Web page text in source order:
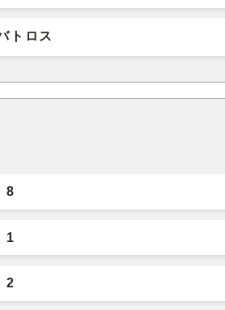
トロス
8
1
2